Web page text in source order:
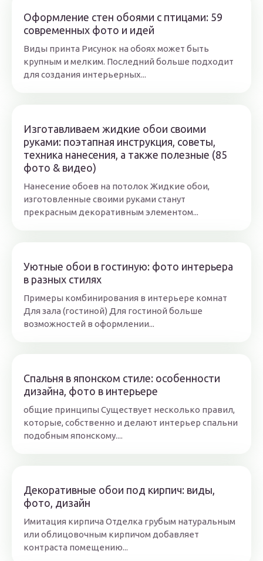
Оформление стен обоями с птицами: 59
современных фото и идей
Виды принта Рисунок на обоях может быть
крупным и мелким. Последний больше подходит
для создания интерьерных...
Изготавливаем жидкие обои своими
руками: поэтапная инструкция, советы,
техника нанесения, а также полезные (85
фото & видео)
Нанесение обоев на потолок Жидкие обои,
изготовленные своими руками станут
прекрасным декоративным элементом...
Уютные обои в гостиную: фото интерьера
в разных стилях
Примеры комбинирования в интерьере комнат
Для зала (гостиной) Для гостиной больше
возможностей в оформлении...
Спальня в японском стиле: особенности
дизайна, фото в интерьере
общие принципы Существует несколько правил,
которые, собственно и делают интерьер спальни
подобным японскому....
Декоративные обои под кирпич: виды,
фото, дизайн
Имитация кирпича Отделка грубым натуральным
или облицовочным кирпичом добавляет
контраста помещению...